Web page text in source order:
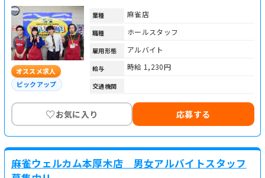
オススメ求人
ピックアップ
業種 麻雀店
職種 ホールスタッフ
雇用形態 アルバイト
給与 時給 1,230円
交通機関
♡お気に入り 応募する
麻雀ウェルカム本厚木店 男女アルバイトスタッフ